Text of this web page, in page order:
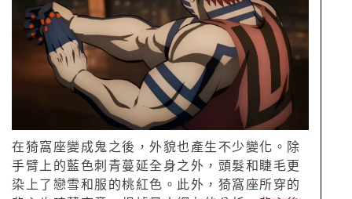
在猗窩座變成鬼之後，外貌也產生不少變化。除
手臂上的藍色刺青蔓延全身之外，頭髮和睫毛更
染上了戀雪和服的桃紅色。此外，猗窩座所穿的